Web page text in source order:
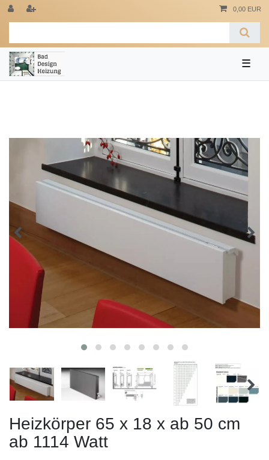
0,00 EUR
☰
Heizkörper 65 x 18 x ab 50 cm
ab 1114 Watt